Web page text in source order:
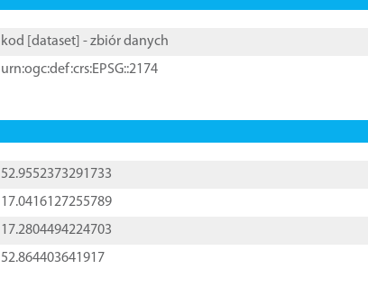
kod [ dataset ] - zbiór danych
urn:ogc:def:crs:EPSG::2174
52.9552373291733
17.0416127255789
17.2804494224703
52.864403641917